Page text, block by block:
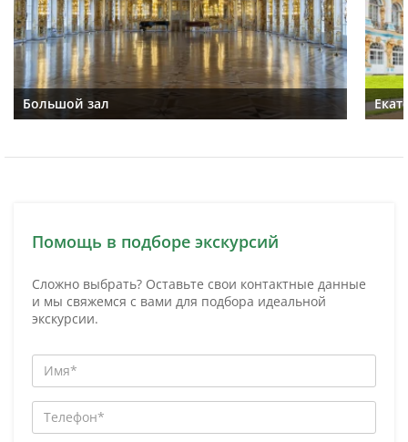
Большой зал
Помощь в подборе экскурсий
Сложно выбрать? Оставьте свои контактные данные
и мы свяжемся с вами для подбора идеальной
экскурсии.